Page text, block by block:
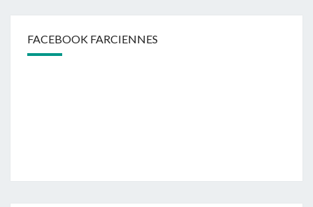
FACEBOOK FARCIENNES